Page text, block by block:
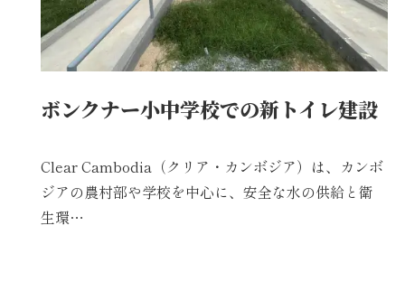
ボンクナー小中学校での新トイレ建設
Clear Cambodia（クリア・カンボジア）は、カンボ
ジアの農村部や学校を中心に、安全な水の供給と衛
生環…